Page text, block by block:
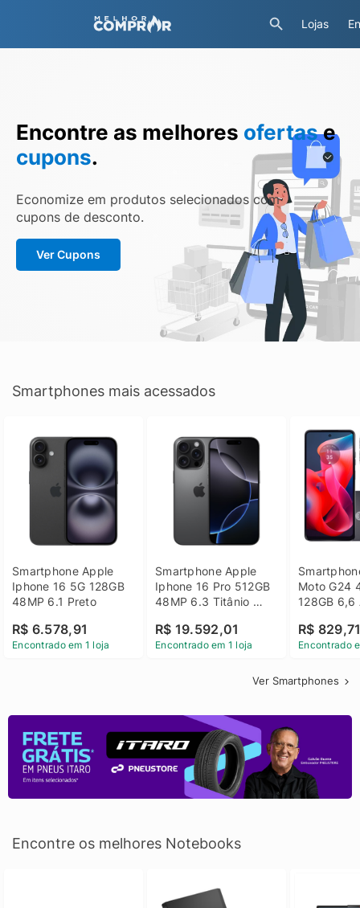
Lojas
Encontre as melhores ofertase
cupons.
Economize em produtos selecionados com
cupons de desconto.
Ver Cupons
Smartphones mais acessados
Smartphone Apple
Iphone 16 5G 128GB
48MP 6.1 Preto
R$ 6.578,91
Encontrado em 1 loja
Smartphone Apple
Iphone 16 Pro 512GB
48MP 6.3 Titânio
R$ 19.592,01
Encontrado em 1 loja
Moto G24
128GB 6,6
R$
Encontrado
Ver Smartphones
Encontre os melhores Notebooks